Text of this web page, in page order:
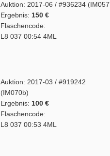
Auktion: 2017-06 / #936234
Ergebnis: 150 €
Flaschencode:
L8 037 00:54 4ML
Auktion: 2017-03 / #919242
(IM070b)
Ergebnis: 100 €
Flaschencode:
L8 037 00:53 4ML